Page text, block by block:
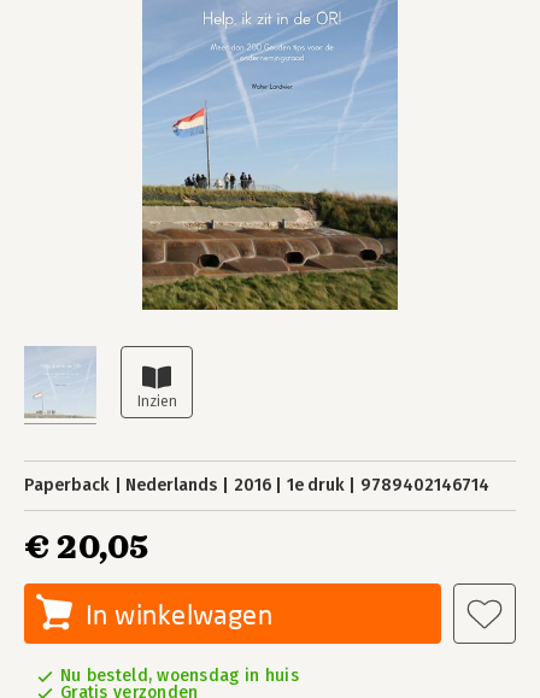
Paperback Nederlands 2016 1e druk 9789402146714
€ 20,05
In winkelwagen
Nu besteld, woensdag in huis
Gratis verzonden